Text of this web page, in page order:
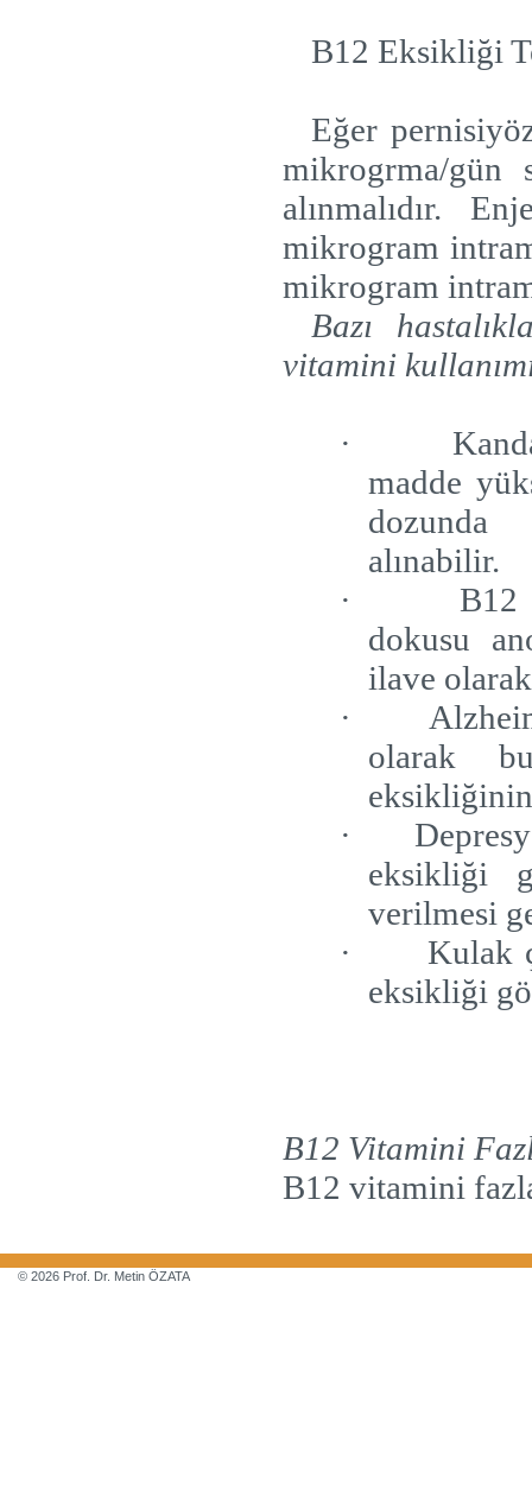
B12 Eksikliği
Eğer
mikrogrma/gün
alınmalıdır.
mikrogram
mikrogram
Bazı
vitamini
·
madde
dozunda
alınabilir.
·
B12
dokusu
ilave
·
olarak
·
eksikliği
verilmesi
·
Kulak
eksikliği
B12 Vitamini
B12 vitamini
© 2026 Prof. Dr. Metin ÖZATA